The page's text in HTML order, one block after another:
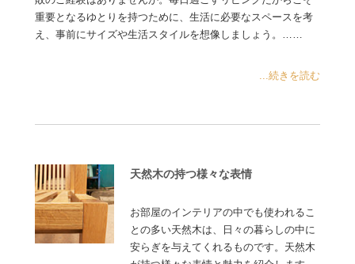
重要となるゆとりを持つために、生活に必要なスペースを考
え、事前にサイズや生活スタイルを想像しましょう。……
...続きを読む
天然木の持つ様々な表情
お部屋のインテリアの中でも使われるこ
との多い天然木は、日々の暮らしの中に
安らぎを与えてくれるものです。天然木